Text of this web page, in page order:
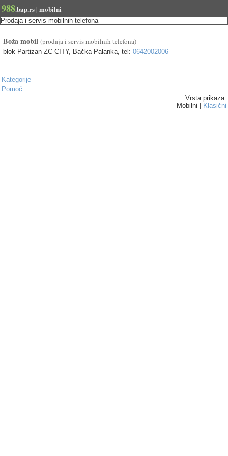
988.bap.rs | mobilni
Prodaja i servis mobilnih telefona
Boža mobil (prodaja i servis mobilnih telefona)
blok Partizan ZC CITY, Bačka Palanka, tel: 0642002006
Kategorije
Pomoć
Vrsta prikaza:
Mobilni |
Klasični